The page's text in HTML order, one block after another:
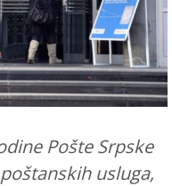
Pošte Srpske
usluga,